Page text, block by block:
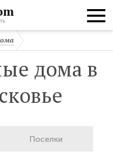
дома в
Поселки